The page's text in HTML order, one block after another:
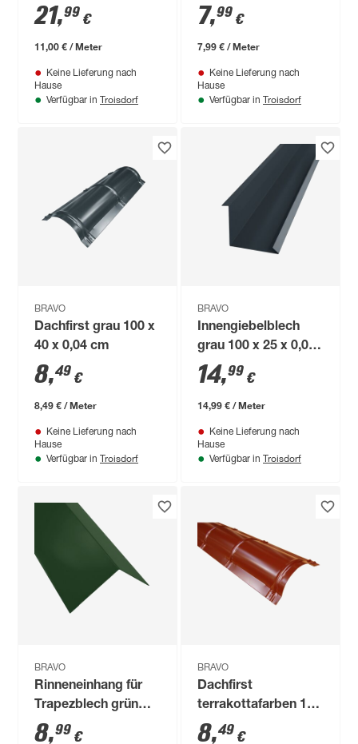
cm
21,99 €
11,00 € / Meter
Keine Lieferung nach
Hause
Verfügbar in Troisdorf
7,99 €
7,99 € / Meter
Keine Lieferung nach
Hause
Verfügbar in Troisdorf
BRAVO
Dachfirst grau 100 x
40 x 0,04 cm
8,49 €
8,49 € / Meter
Keine Lieferung nach
Hause
Verfügbar in Troisdorf
BRAVO
Innengiebelblech
grau 100 x 25 x 0,04
cm
14,99 €
14,99 € / Meter
Keine Lieferung nach
Hause
Verfügbar in Troisdorf
BRAVO
Rinneneinhang für
Trapezblech grün
100 cm
8,99 €
BRAVO
Dachfirst
terrakottafarben 100
x 40 x 0,04 cm
8,49 €